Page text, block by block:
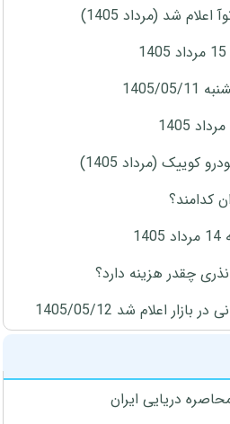
شد (مرداد 1405)
11
(مرداد 1405)
کدامند؟
چقدر هزینه دارد؟
اعلام شد 1405/05/12
دریایی ایران